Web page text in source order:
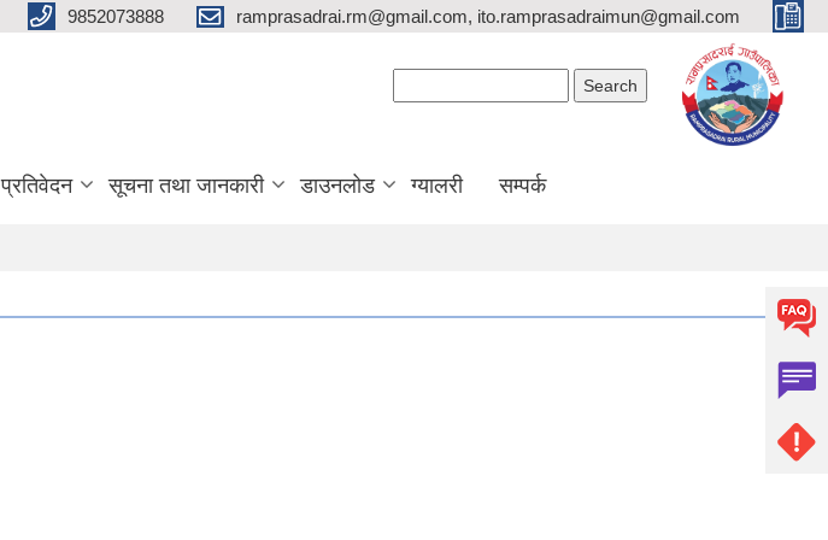
9852073888 ramprasadrai.rm@gmail.com, ito.ramprasadraimun@gmail.com
प्रतिवेदन सूचना तथा जानकारी डाउनलोड ग्यालरी सम्पर्क